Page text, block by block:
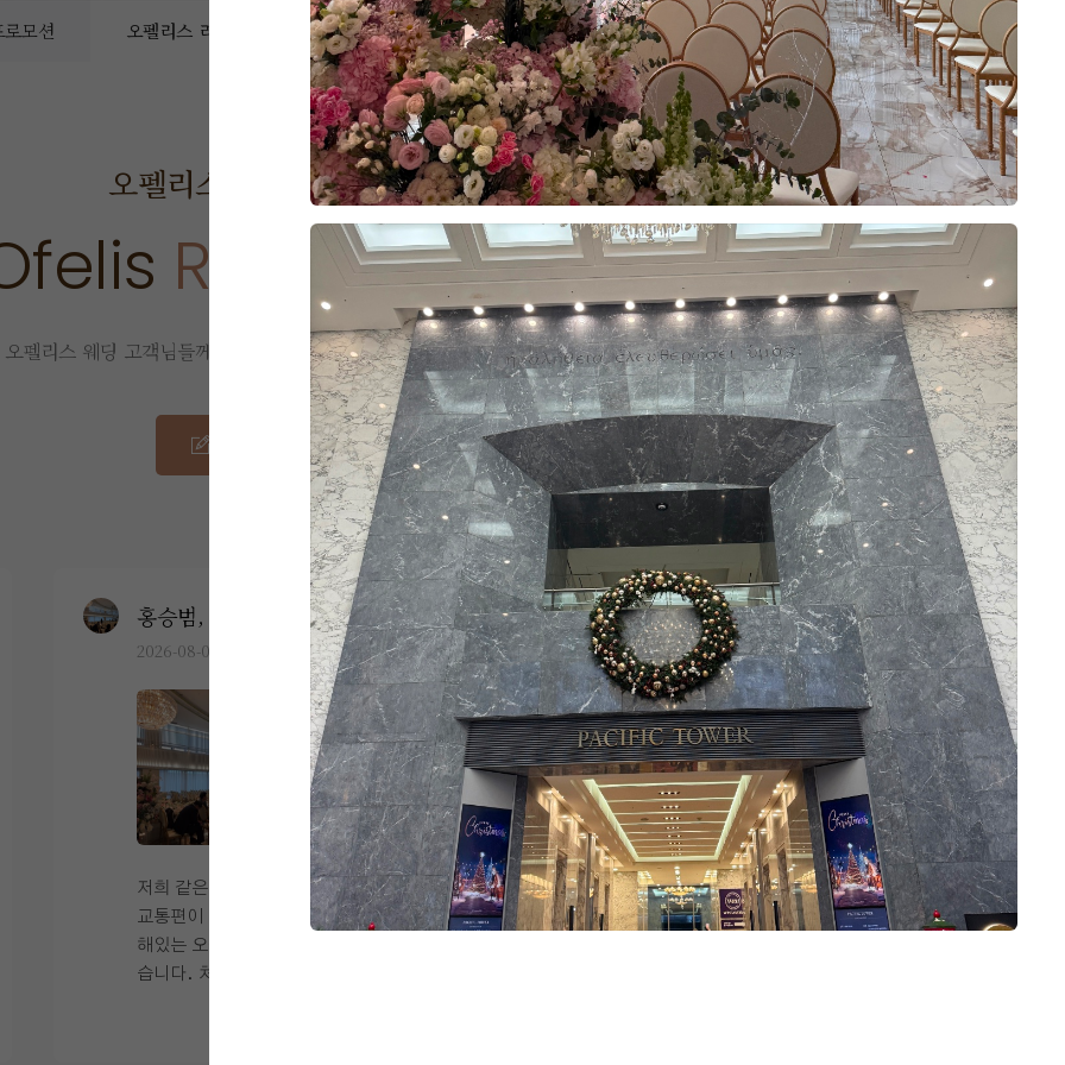
모션 오펠리스 리얼후기 오펠리스 소식 예비부부코칭
오펠리스 웨딩 리얼 후기
Real Review
오펠리스 웨딩 고객님들께서 직접 작성해주신 소중한 후기입니다.
리얼 후기 쓰기
홍승범, 연지윤
2026-08-03 16명 읽음
0
+6
저희 같은 경우에는 지방 하객 분들이 많아
교통편이 중요한지라 서울역 주변에 위치
해있는 오펠리스 웨딩홀을 찾아가게 되었
습니다. 처음 찾아갔을 때 식장이 20층이
주원국, 임다미
2026-08-03 17명 읽음
0
+6
서울에서 교통이 편리한 예식장을 찾는 것
이 가장 중요한 조건이었습니다. 저희뿐만